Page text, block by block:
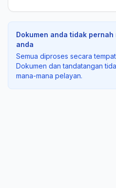
Dokumen anda tidak
anda
Semua diproses secara
Dokumen dan tandatangan
mana-mana pelayan.